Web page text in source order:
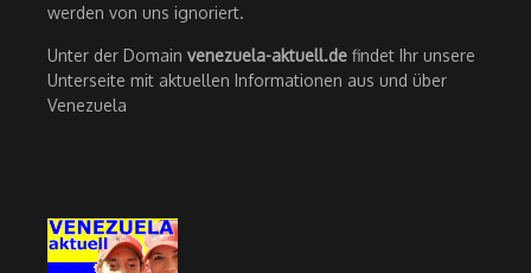
werden von uns ignoriert.
Unter der Domain venezuela-aktuell.de findet Ihr unsere
Unterseite mit aktuellen Informationen aus und über
Venezuela